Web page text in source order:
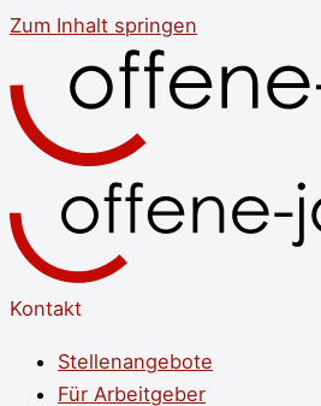
Zum Inhalt springen
Kontakt
Stellenangebote
Für Arbeitgeber